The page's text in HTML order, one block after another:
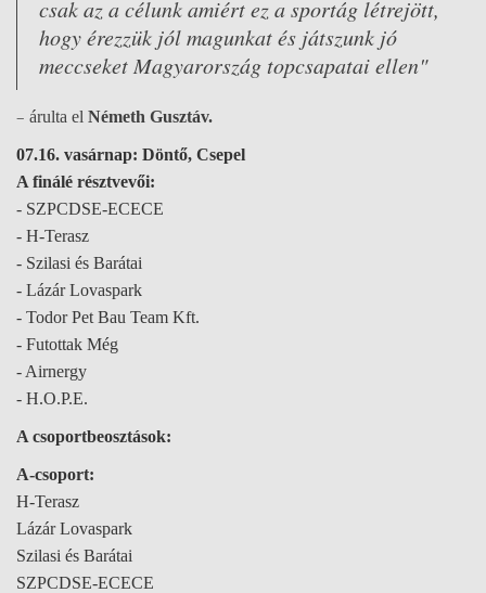
csak az a célunk amiért ez a sportág létrejött,
hogy érezzük jól magunkat és játszunk jó
meccseket Magyarország topcsapatai ellen"
– árulta el Németh Gusztáv.
07.16. vasárnap: Döntő, Csepel
A finálé résztvevői:
- SZPCDSE-ECECE
- H-Terasz
- Szilasi és Barátai
- Lázár Lovaspark
- Todor Pet Bau Team Kft.
- Futottak Még
- Airnergy
- H.O.P.E.
A csoportbeosztások:
A-csoport:
H-Terasz
Lázár Lovaspark
Szilasi és Barátai
SZPCDSE-ECECE